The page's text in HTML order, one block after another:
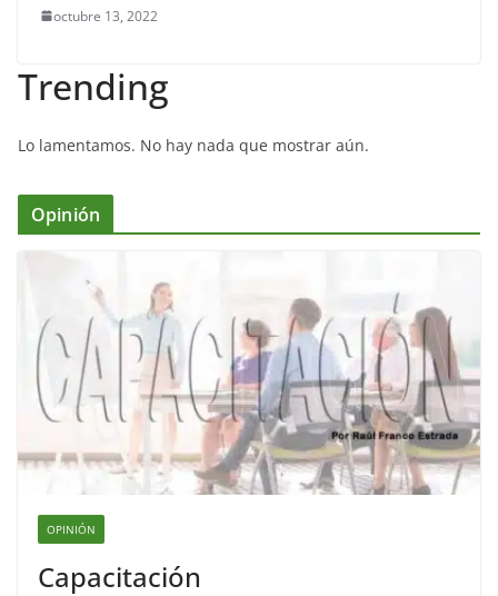
octubre 13, 2022
Trending
Lo lamentamos. No hay nada que mostrar aún.
Opinión
OPINIÓN
Capacitación